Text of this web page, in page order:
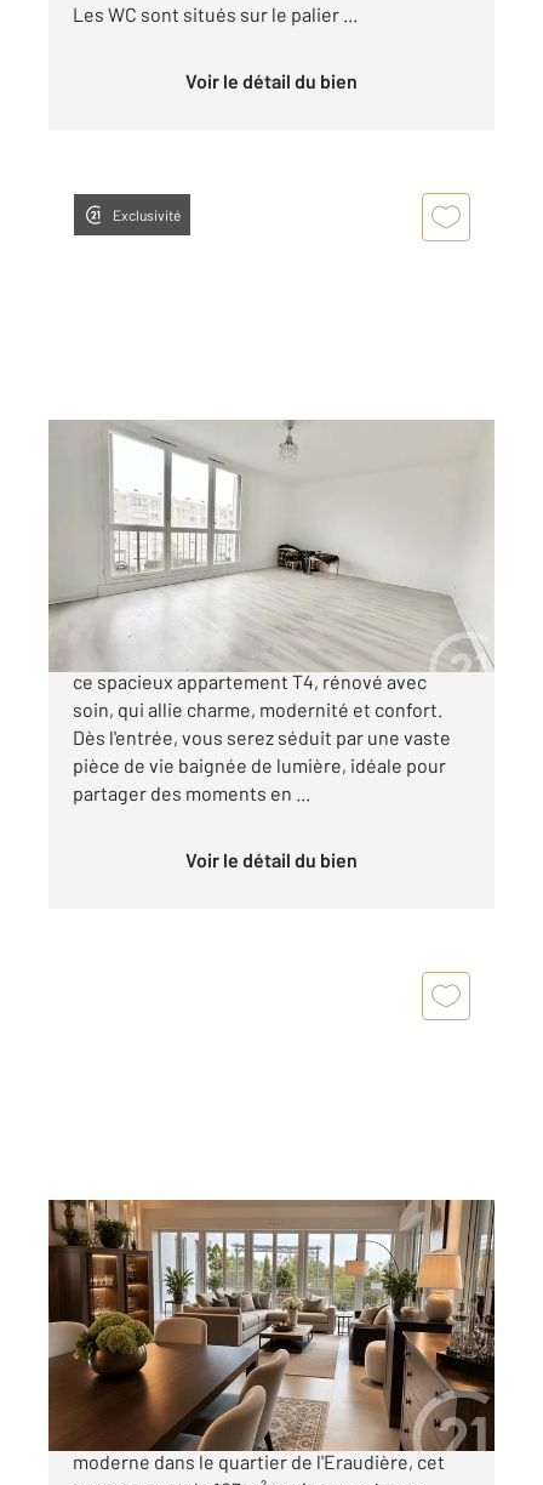
Les WC sont situés sur le palier ...
Voir le détail du bien
Exclusivité
NANTES 44
, 4 pièces
Ref : 3132
Appartement T4 à vendre
120 990 €
BELLEVUE : Venez déposer vos valises dans
ce spacieux appartement T4, rénové avec
soin, qui allie charme, modernité et confort.
Dès l'entrée, vous serez séduit par une vaste
pièce de vie baignée de lumière, idéale pour
partager des moments en ...
Voir le détail du bien
NANTES 44
103 m2, 4 pièces
Ref : 3110
Appartement à vendre
468 990 €
Perché au dernier étage d'une résidence
moderne dans le quartier de l'Eraudière, cet